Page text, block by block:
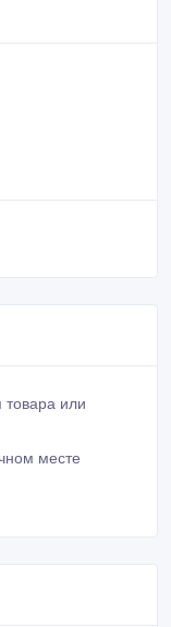
товара или
месте